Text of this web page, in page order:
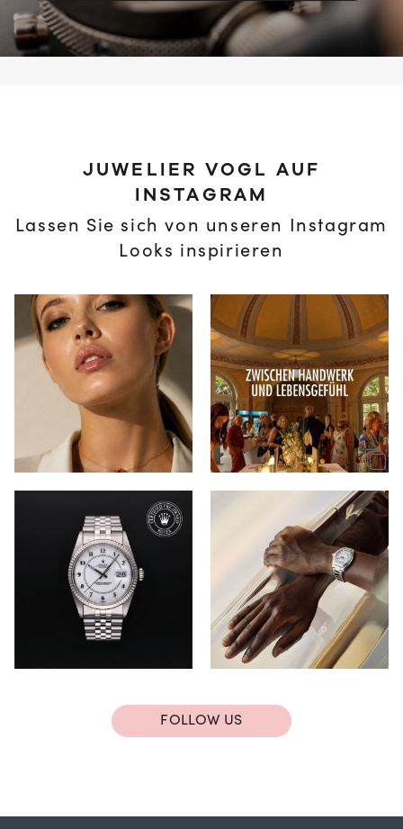
JUWELIER VOGL AUF
INSTAGRAM
Lassen Sie sich von unseren Instagram
Looks inspirieren
FOLLOW US